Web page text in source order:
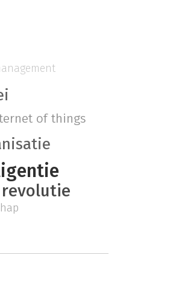
of things